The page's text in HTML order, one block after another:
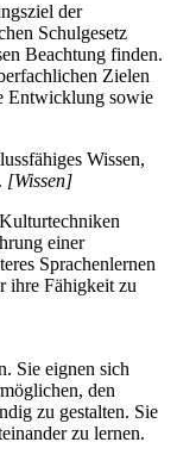
der
Schulgesetz
Beachtung finden.
Zielen
Entwicklung sowie
Wissen,
[Wissen]
einer
Sprachenlernen
ihre Fähigkeit zu
Sie eignen sich
den
zu gestalten. Sie
zu lernen.